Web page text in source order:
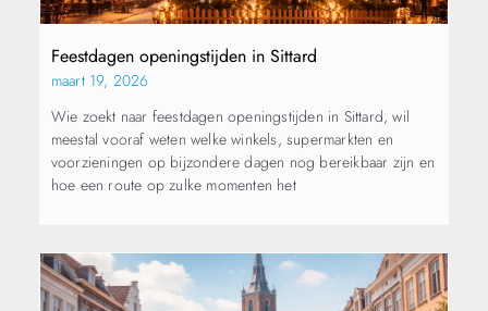
Feestdagen openingstijden in Sittard
maart 19, 2026
Wie zoekt naar feestdagen openingstijden in Sittard, wil
meestal vooraf weten welke winkels, supermarkten en
voorzieningen op bijzondere dagen nog bereikbaar zijn en
hoe een route op zulke momenten het